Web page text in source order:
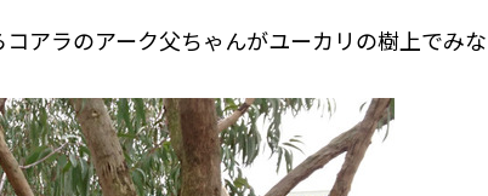
コアラのアーク父ちゃんがユーカリの樹上でみ